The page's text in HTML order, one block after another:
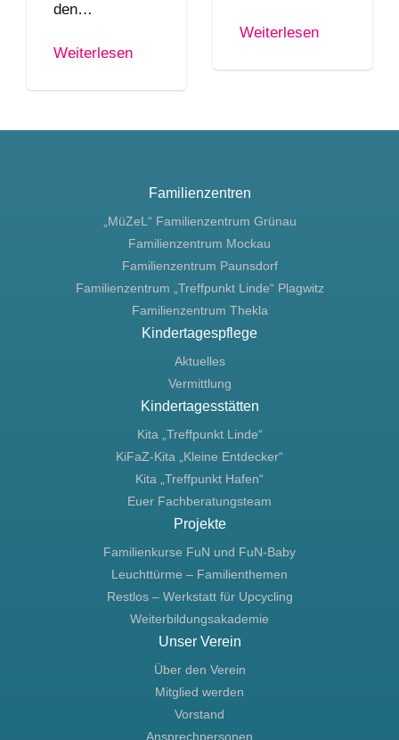
den…
Weiterlesen
Weiterlesen
Familienzentren
„MüZeL“ Familienzentrum Grünau
Familienzentrum Mockau
Familienzentrum Paunsdorf
Familienzentrum „Treffpunkt Linde“ Plagwitz
Familienzentrum Thekla
Kindertagespflege
Aktuelles
Vermittlung
Kindertagesstätten
Kita „Treffpunkt Linde“
KiFaZ-Kita „Kleine Entdecker“
Kita „Treffpunkt Hafen“
Euer Fachberatungsteam
Projekte
Familienkurse FuN und FuN-Baby
Leuchttürme – Familienthemen
Restlos – Werkstatt für Upcycling
Weiterbildungsakademie
Unser Verein
Über den Verein
Mitglied werden
Vorstand
Ansprechpersonen